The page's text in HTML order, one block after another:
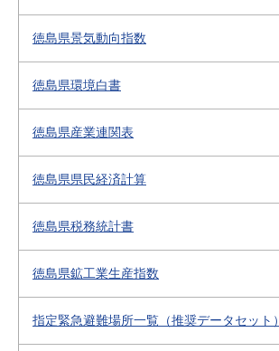
徳島県景気動向指数
徳島県環境白書
徳島県産業連関表
徳島県県民経済計算
徳島県税務統計書
徳島県鉱工業生産指数
指定緊急避難場所一覧（推奨データセット）